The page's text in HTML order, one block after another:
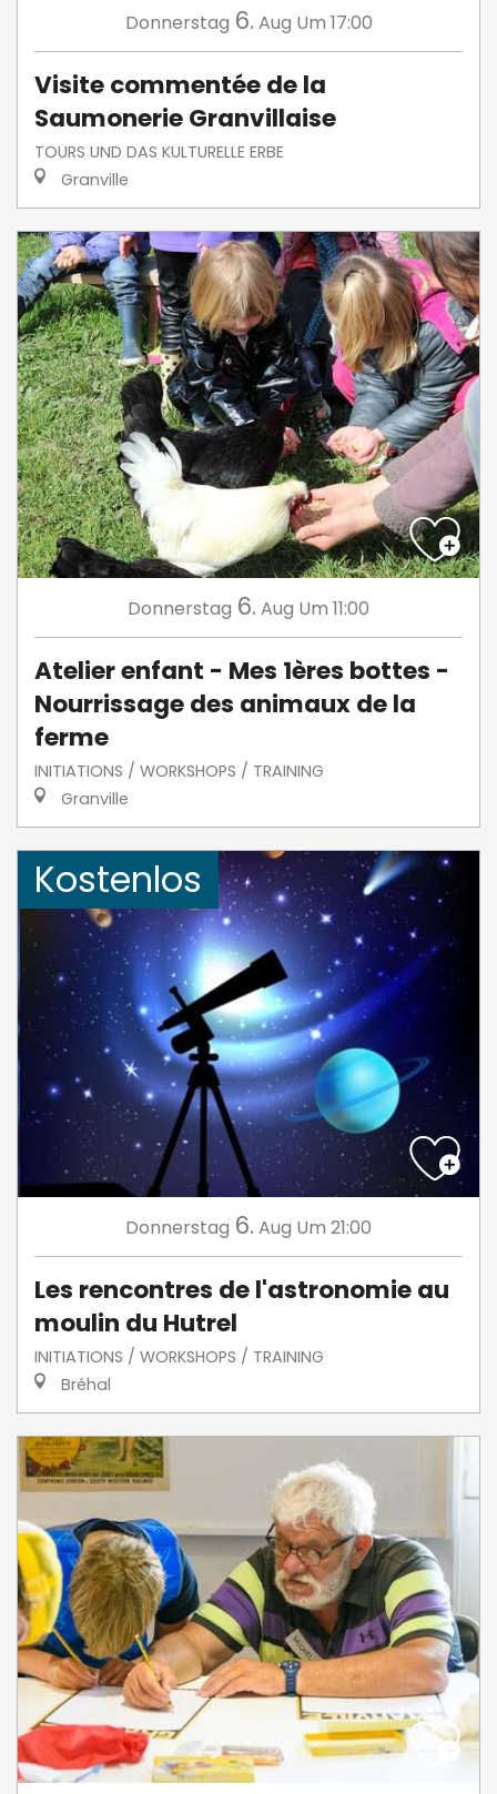
Donnerstag 6. Aug Um 17:00
Visite commentée de la
Saumonerie Granvillaise
TOURS UND DAS KULTURELLE ERBE
Granville
Donnerstag 6. Aug Um 11:00
Atelier enfant - Mes 1ères bottes -
Nourrissage des animaux de la
ferme
INITIATIONS / WORKSHOPS / TRAINING
Granville
Kostenlos
Donnerstag 6. Aug Um 21:00
Les rencontres de l'astronomie au
moulin du Hutrel
INITIATIONS / WORKSHOPS / TRAINING
Bréhal